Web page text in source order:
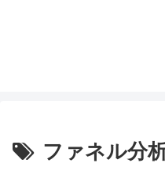
ファネル分